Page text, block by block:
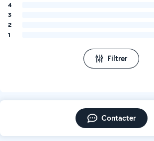
4
3
2
1
Filtrer
Contacter